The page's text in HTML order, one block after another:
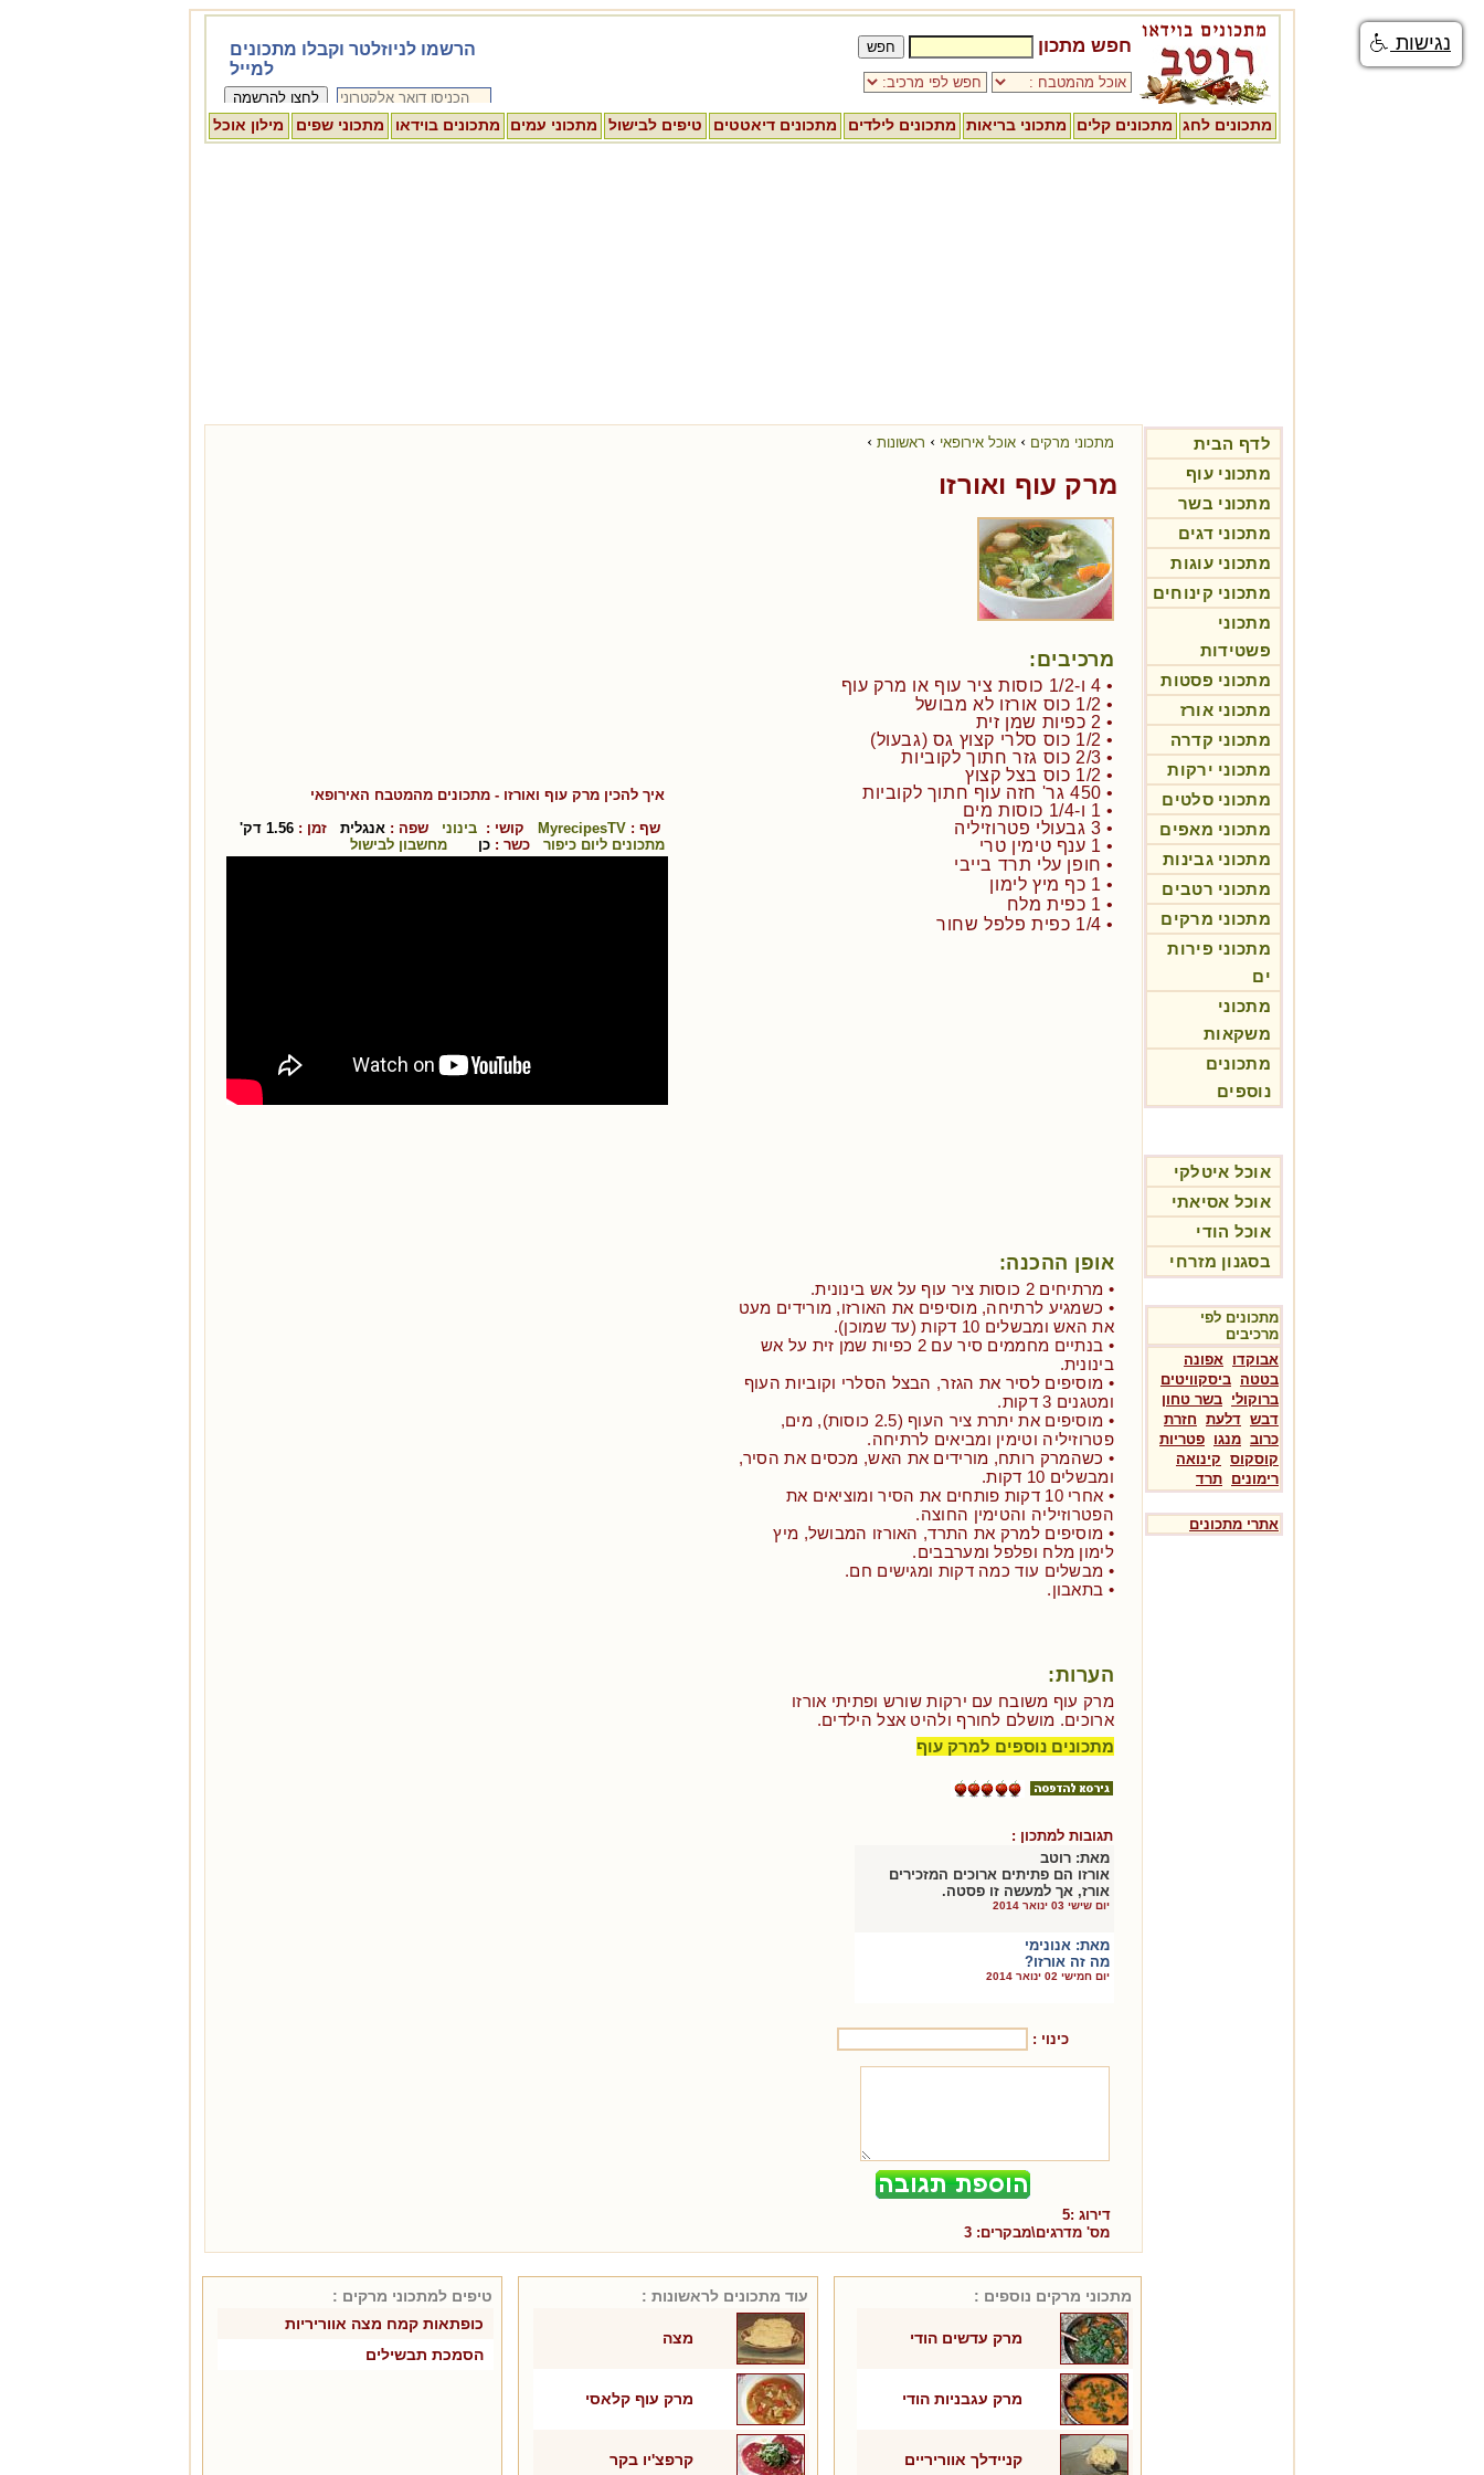
חפש מתכון
מתכונים לחג מתכונים קלים מתכוני בריאות מתכונים לילדים מתכונים דיאטטים טיפים לבישול מתכוני עמים מתכונים בוידאו מתכוני שפים מילון אוכל
לדף הבית
מתכוני עוף
מתכוני בשר
מתכוני דגים
מתכוני עוגות
מתכוני קינוחים
מתכוני
פשטידות
מתכוני פסטות
מתכוני אורז
מתכוני קדרה
מתכוני ירקות
מתכוני סלטים
מתכוני מאפים
מתכוני גבינות
מתכוני רטבים
מתכוני מרקים
מתכוני פירות
ים
מתכוני
משקאות
מתכונים
נוספים
אוכל איטלקי
אוכל אסיאתי
אוכל הודי
בסגנון מזרחי
מתכונים לפי
מרכיבים
אבוקדו אפונה
בטטה ביסקוויטים
ברוקולי בשר טחון
דבש דלעת חזרת
כרוב מנגו פטריות
קוסקוס קינואה
רימונים תרד
אתרי מתכונים
מתכוני מרקים › אוכל אירופאי › ראשונות ›
מרק עוף ואורזו
מרכיבים:
• 4 ו-1/2 כוסות ציר עוף או מרק עוף
• 1/2 כוס אורזו לא מבושל
• 2 כפיות שמן זית
• 1/2 כוס סלרי קצוץ גס (גבעול)
• 2/3 כוס גזר חתוך לקוביות
• 1/2 כוס בצל קצוץ
• 450 גר' חזה עוף חתוך לקוביות
• 1 ו-1/4 כוסות מים
• 3 גבעולי פטרוזיליה
• 1 ענף טימין טרי
• חופן עלי תרד בייבי
• 1 כף מיץ לימון
• 1 כפית מלח
• 1/4 כפית פלפל שחור
אופן ההכנה:
• מרתיחים 2 כוסות ציר עוף על אש בינונית.
• כשמגיע לרתיחה, מוסיפים את האורזו, מורידים מעט
את האש ומבשלים 10 דקות (עד שמוכן).
• בנתיים מחממים סיר עם 2 כפיות שמן זית על אש
בינונית.
• מוסיפים לסיר את הגזר, הבצל הסלרי וקוביות העוף
ומטגנים 3 דקות.
• מוסיפים את יתרת ציר העוף (2.5 כוסות), מים,
פטרוזיליה וטימין ומביאים לרתיחה.
• כשהמרק רותח, מורידים את האש, מכסים את הסיר,
ומבשלים 10 דקות.
• אחרי 10 דקות פותחים את הסיר ומוציאים את
הפטרוזיליה והטימין החוצה.
• מוסיפים למרק את התרד, האורזו המבושל, מיץ
לימון מלח ופלפל ומערבבים.
• מבשלים עוד כמה דקות ומגישים חם.
• בתאבון.
הערות:
מרק עוף משובח עם ירקות שורש ופתיתי אורזו
ארוכים. מושלם לחורף ולהיט אצל הילדים.
מתכונים נוספים למרק עוף
תגובות למתכון :
מאת: רוטב
אורזו הם פתיתים ארוכים המזכירים
אורז, אך למעשה זו פסטה.
יום שישי 03 ינואר 2014
מאת: אנונימי
מה זה אורזו?
יום חמישי 02 ינואר 2014
כינוי :
דירוג :5
מס' מדרגים\מבקרים: 3
איך להכין מרק עוף ואורזו - מתכונים מהמטבח האירופאי
שף : MyrecipesTV קושי : בינוני שפה : אנגלית זמן : 1.56 דק'
מתכונים ליום כיפור
כשר : כן מחשבון לבישול
מתכוני מרקים נוספים :
מרק עדשים הודי
מרק עגבניות הודי
קניידלך אווריריים
עוד מתכונים לראשונות :
מצה
מרק עוף קלאסי
קרפצ'יו בקר
טיפים למתכוני מרקים :
כופתאות קמח מצה אווריריות
הסמכת תבשילים
נגישות